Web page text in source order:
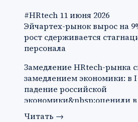
#HRtech 11 июня 2026
Эйчартех-рынок вырос на
рост сдерживается
персонала
Замедление HRtech-рынка
замедлением экономики: в I
падение российской
экономики&nbsp;оценили в
ситуации ко…
Читать →